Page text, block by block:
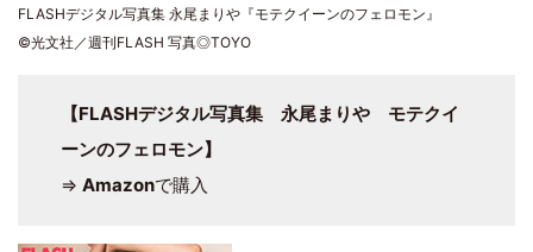
FLASHデジタル写真集 永尾まりや『モテクイーンのフェロモン』
©光文社／週刊FLASH 写真◎TOYO
【FLASHデジタル写真集 永尾まりや モテクイ
ーンのフェロモン】
⇒ Amazonで購入